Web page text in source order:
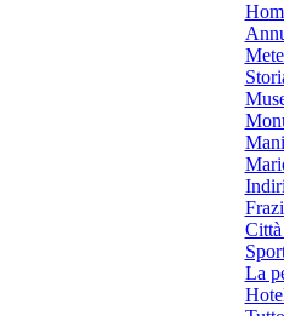
Città
La